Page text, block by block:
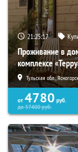
21:25:16
Проживание в
комплексе
Тульская обл.,
от 4780 руб.
до57400руб.